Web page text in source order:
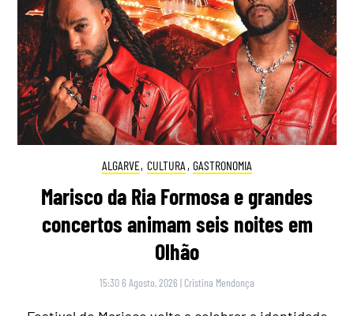
ALGARVE, CULTURA , GASTRONOMIA
Marisco da Ria Formosa e grandes
concertos animam seis noites em
Olhão
15:30 6 Agosto, 2026 | Cristina Mendonça